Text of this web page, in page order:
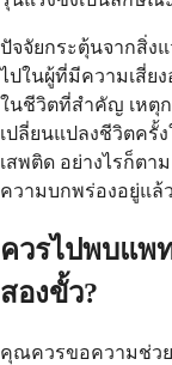
ปัจจัยกระตุ้นจากสิ่ง
ไปในผู้ที่มีความเสี่ย
ในชีวิตที่สำคัญ เหตุ
เปลี่ยนแปลงชีวิตครั้
เสพติด อย่างไรก็ตา
ความบกพร่องอยู่แ
ควรไปพบแพ
สองขั้ว?
คุณควรขอความช่ว